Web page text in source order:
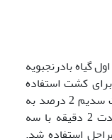
گیاه بادرنجبویه
کشت استفاده
شد. جهت ضد عفونی­ بذرها از هیپوکلریت سدیم 2 درصد به
مدت 10 دقیقه و اتانول 70 درصد به مدت 2 دقیقه با سه
استفاده شد.